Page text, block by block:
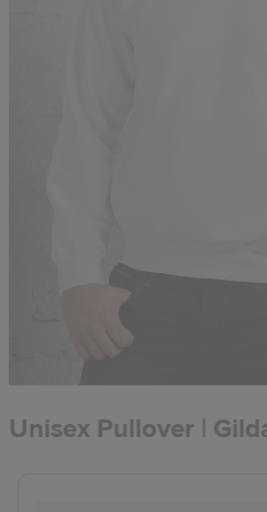
Unisex Pullover |